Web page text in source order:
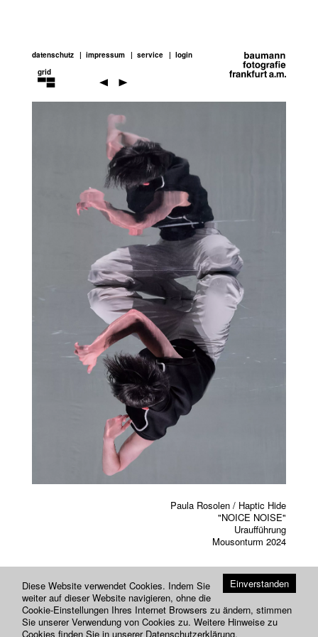
datenschutz impressum service
login
grid
performance-
Paula Rosolen / Haptic Hide
"NOICE NOISE"
Uraufführung
Mousonturm 2024
Einverstanden
Diese Website verwendet Cookies. Indem Sie
weiter auf dieser Website navigieren, ohne die
Cookie-Einstellungen Ihres Internet Browsers zu ändern, stimmen
Sie unserer Verwendung von Cookies zu. Weitere Hinweise zu
Cookies finden Sie in unserer Datenschutzerklärung.